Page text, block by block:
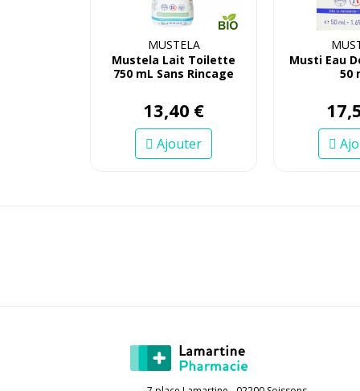
MUSTELA
Mustela Lait Toilette
750 mL Sans Rincage
13,40 €
Ajouter
Musti Eau
50
17,